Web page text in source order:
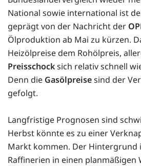
National sowie international ist
geprägt von der Nachricht der
Ölproduktion ab Mai zu kürzen.
Heizölpreise dem Rohölpreis,
Preisschocksich relativ schnell
Denn die Gasölpreisesind der
gefolgt.
Langfristige Prognosen sind
Herbst könnte es zu einer
Markt kommen. Der Hintergrund
Raffinerien in einen planmäßigen